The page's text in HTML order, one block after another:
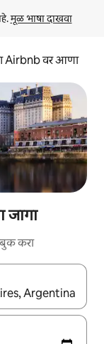
मूळ भाषा दाखवा
Airbnb वर आणा
जागा
करा
बाणांच्या किजसह